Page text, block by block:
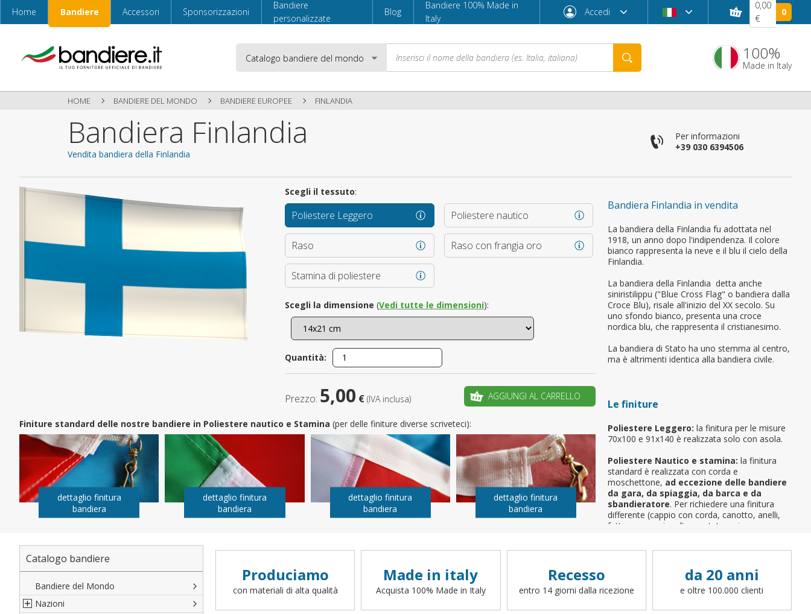
Home Bandiere Accessori Sponsorizzazioni
Bandiere
personalizzate
Blog
Bandiere 100% Made in
Italy
Accedi
Accedi
È il tuo primo ordine?
CREA UN NUOVO ACCOUNT
0,00
€
0
100%
Made in Italy
HOME BANDIERE DEL MONDO BANDIERE EUROPEE FINLANDIA
Bandiera Finlandia
Vendita bandiera della Finlandia
Per informazioni
+39 030 6394506
Bandiera Finlandia in vendita
La bandiera della Finlandia fu adottata nel
1918, un anno dopo l'indipendenza. Il colore
bianco rappresenta la neve e il blu il cielo della
Finlandia.
La bandiera della Finlandia detta anche
siniristilippu ("Blue Cross Flag" o bandiera dalla
Croce Blu), risale all'inizio del XX secolo. Su
uno sfondo bianco, presenta una croce
nordica blu, che rappresenta il cristianesimo.
La bandiera di Stato ha uno stemma al centro,
ma è altrimenti identica alla bandiera civile.
Le finiture
Poliestere Leggero: la finitura per le misure
70x100 e 91x140 è realizzata solo con asola.
Poliestere Nautico e stamina: la finitura
standard è realizzata con corda e
moschettone, ad eccezione delle bandiere
da gara, da spiaggia, da barca e da
sbandieratore. Per richiedere una finitura
differente (cappio con corda, canotto, anelli,
fettucce, ganci o altro, potete scrivere a
Scegli il tessuto:
Poliestere Leggero Poliestere nautico
Raso Raso con frangia oro
Stamina di poliestere
Scegli la dimensione (Vedi tutte le dimensioni):
Quantità:
Prezzo: 5,00 € (IVA inclusa) AGGIUNGI AL CARRELLO
Finiture standard delle nostre bandiere in Poliestere nautico e Stamina (per delle finiture diverse scriveteci):
dettaglio finitura
bandiera
dettaglio finitura
bandiera
dettaglio finitura
bandiera
dettaglio finitura
bandiera
Catalogo bandiere
Bandiere del Mondo
Nazioni
Produciamo
con materiali di alta qualità
Made in italy
Acquista 100% Made in Italy
Recesso
entro 14 giorni dalla ricezione
da 20 anni
e oltre 100.000 clienti